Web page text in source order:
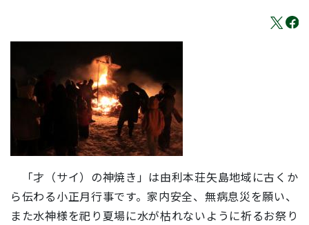
「才（サイ）の神焼き」は由利本荘矢島地域に古くか
ら伝わる小正月行事です。家内安全、無病息災を願い、
また水神様を祀り夏場に水が枯れないように祈るお祭り